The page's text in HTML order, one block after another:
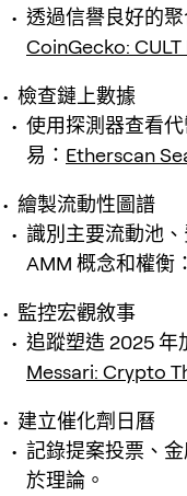
透過信譽良好的
CoinGecko: CULT
檢查鏈上數據
使用探測器查看
易： Etherscan
繪製流動性圖譜
識別主要流動池
AMM 概念和權衡：
監控宏觀敘事
追蹤塑造 2025 年
Messari: Crypto
建立催化劑日曆
記錄提案投票、
於理論。